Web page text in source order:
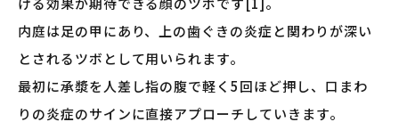
内庭は足の甲にあり、上の歯ぐきの炎症と関わりが深い
とされるツボとして用いられます。
最初に承漿を人差し指の腹で軽く5回ほど押し、口まわ
りの炎症のサインに直接アプローチしていきます。